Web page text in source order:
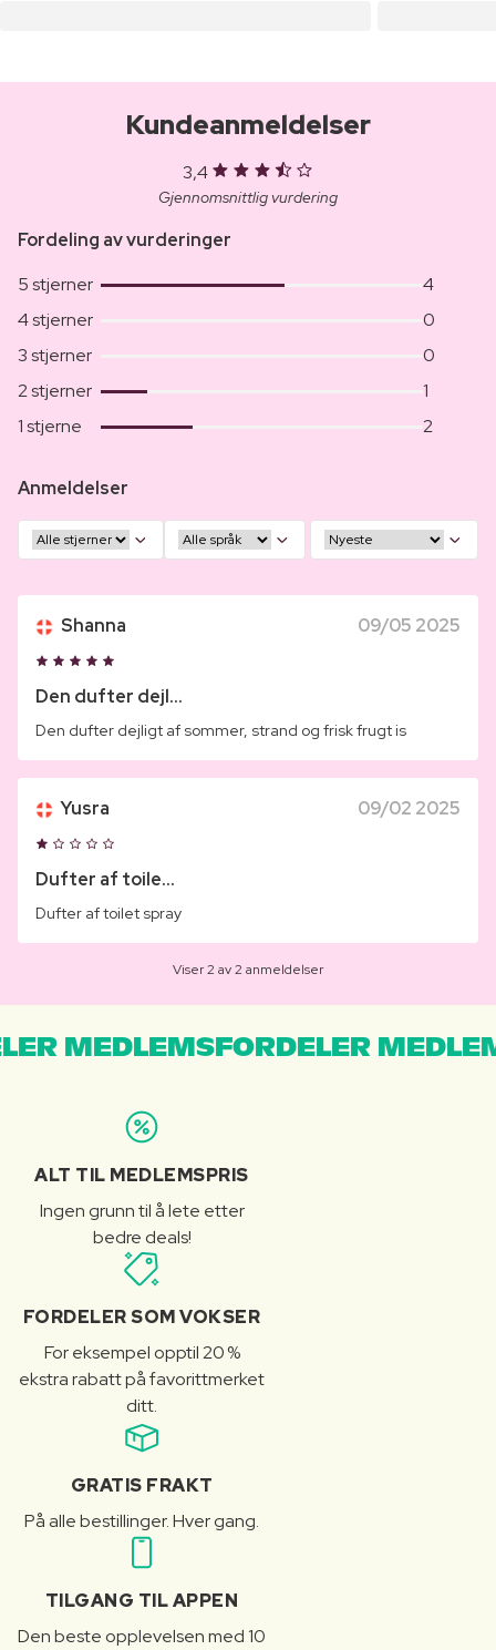
Kundeanmeldelser
3,4
Gjennomsnittlig vurdering
Fordeling av vurderinger
5 stjerner
4
4 stjerner
0
3 stjerner
0
2 stjerner
1
1 stjerne
2
Anmeldelser
Shanna 09/05 2025
Den dufter dejl...
Den dufter dejligt af sommer, strand og frisk frugt is
Yusra 09/02 2025
Dufter af toile...
Dufter af toilet spray
Viser 2 av 2 anmeldelser
MEDLEMSFORDELER
ALT TIL MEDLEMSPRIS
Ingen grunn til å lete etter
bedre deals!
FORDELER SOM VOKSER
For eksempel opptil 20 %
ekstra rabatt på favorittmerket
ditt.
GRATIS FRAKT
På alle bestillinger. Hver gang.
TILGANG TIL APPEN
Den beste opplevelsen med 10